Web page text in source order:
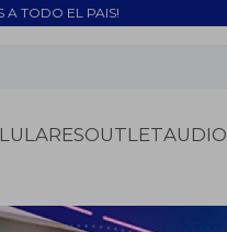
A TODO EL PAIS!
OUTLETAUDIO